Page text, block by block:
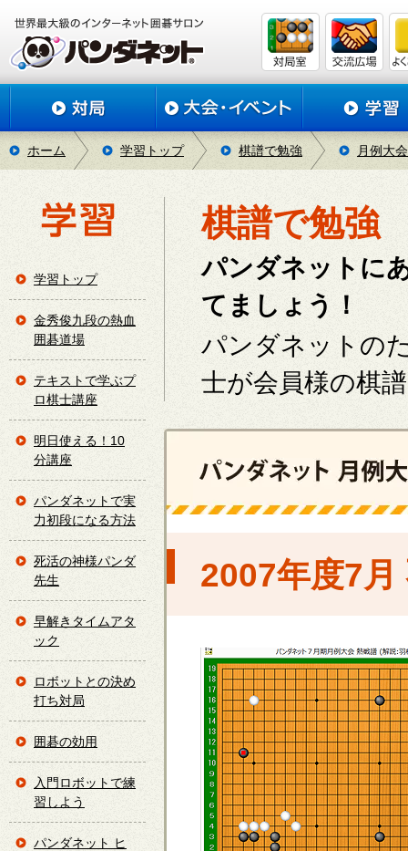
ホーム 学習トップ 棋譜で勉強 月例大
棋譜で勉強
パンダネットに
てましょう！
パンダネットの
士が会員様の棋
2007年度7
学習トップ
金秀俊九段の熱血
囲碁道場
テキストで学ぶプ
ロ棋士講座
明日使える！10
分講座
パンダネットで実
力初段になる方法
死活の神様パンダ
先生
早解きタイムアタ
ック
ロボットとの決め
打ち対局
囲碁の効用
入門ロボットで練
習しよう
パンダネット ヒ